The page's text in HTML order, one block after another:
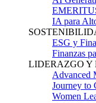
IA para
ESG y
Finanzas
LIDERAZGO Y
Advanced
Journey to
Women